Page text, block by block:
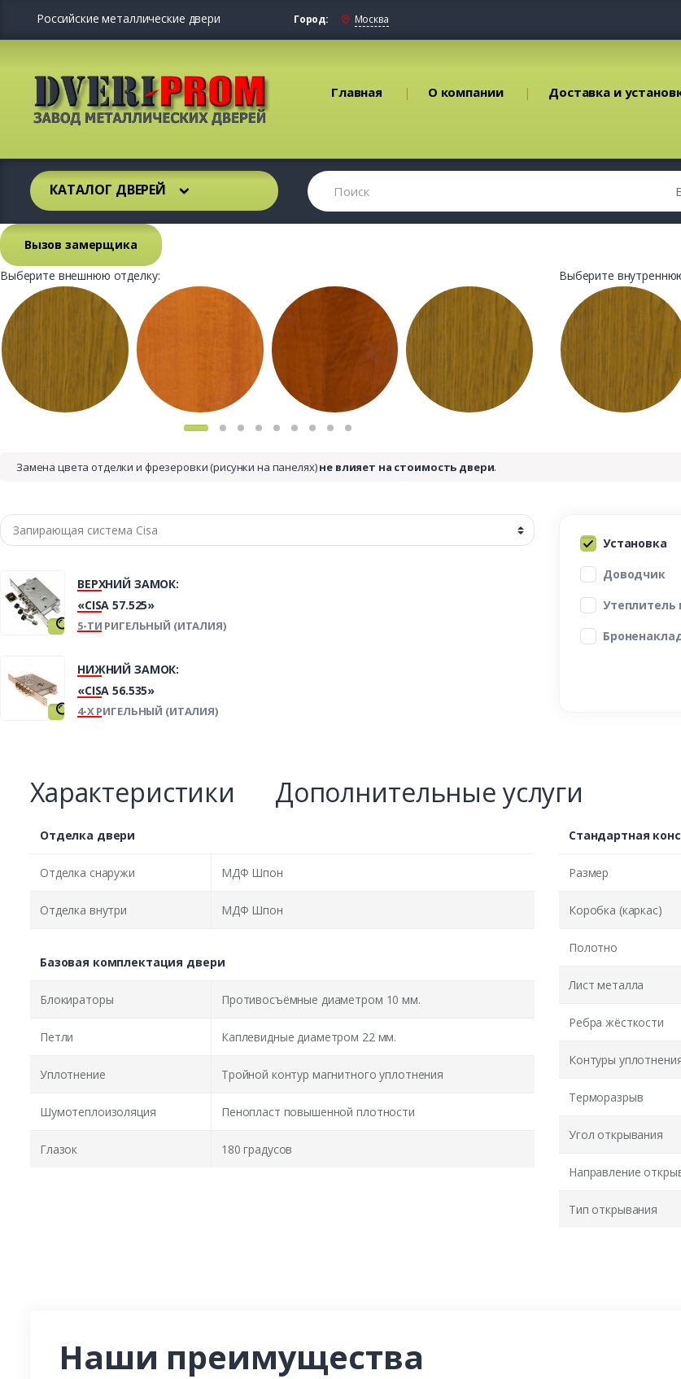
Российские металлические двери Город: Москва
Главная О компании Доставка и
КАТАЛОГ ДВЕРЕЙ
Вызов замерщика
Выберите внешнюю отделку:
Выберите
Замена цвета отделки и фрезеровки (рисунки на панелях)не влияет на стоимость двери.
ВЕРХНИЙ ЗАМОК:
«CISA 57.525»
5-ТИ РИГЕЛЬНЫЙ (ИТАЛИЯ)
НИЖНИЙ ЗАМОК:
«CISA 56.535»
4-Х РИГЕЛЬНЫЙ (ИТАЛИЯ)
Установка
Доводчик
Утеплитель
Характеристики Дополнительные услуги
Отделка двери
Отделка снаружи МДФ Шпон
Отделка внутри МДФ Шпон
Базовая комплектация двери
Блокираторы Противосъёмные диаметром 10 мм.
Петли Каплевидные диаметром 22 мм.
Уплотнение Тройной контур магнитного уплотнения
Шумотеплоизоляция Пенопласт повышенной плотности
Глазок 180 градусов
Стандартная
Размер
Коробка (каркас)
Полотно
Лист металла
Ребра жёсткости
Контуры
Терморазрыв
Угол открывания
Направление
Тип открывания
Наши преимущества